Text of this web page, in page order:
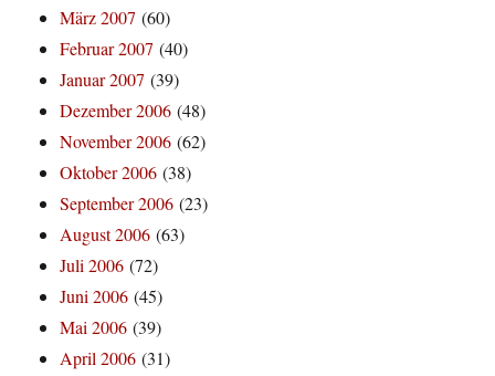
März 2007 (60)
Februar 2007 (40)
Januar 2007 (39)
Dezember 2006 (48)
November 2006 (62)
Oktober 2006 (38)
September 2006 (23)
August 2006 (63)
Juli 2006 (72)
Juni 2006 (45)
Mai 2006 (39)
April 2006 (31)